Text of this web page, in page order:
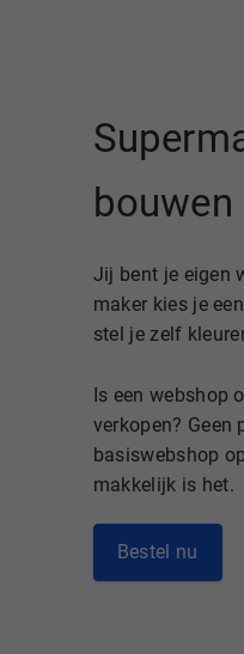
bouwen
Jij bent je eigen
maker kies je
stel je zelf
Is een webshop
verkopen? Geen
basiswebshop
makkelijk is het.
Bestel nu